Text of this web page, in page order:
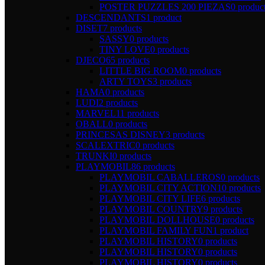
POSTER PUZZLES 200 PIEZAS0
DESCENDANTS1 product
DISET7 products
SASSY0 products
TINY LOVE0 products
DJECO65 products
LITTLE BIG ROOM0 products
ARTY TOYS3 products
HAMA0 products
LUDI2 products
MARVEL11 products
OBALL0 products
PRINCESAS DISNEY3 products
SCALEXTRIC0 products
TRUNKI0 products
PLAYMOBIL86 products
PLAYMOBIL CABALLEROS0 products
PLAYMOBIL CITY ACTION10 products
PLAYMOBIL CITY LIFE6 products
PLAYMOBIL COUNTRY9 products
PLAYMOBIL DOLLHOUSE0 products
PLAYMOBIL FAMILY FUN1 product
PLAYMOBIL HISTORY0 products
PLAYMOBIL HISTORY0 products
PLAYMOBIL HISTORY0 products